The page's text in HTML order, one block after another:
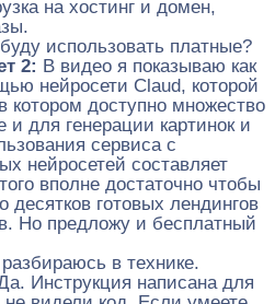
на хостинг и домен,
использовать платные?
2: В видео я показываю как
нейросети Claud, которой
котором доступно множество
и для генерации картинок и
сервиса с
нейросетей составляет
вполне достаточно чтобы
десятков готовых лендингов
Но предложу и бесплатный
в технике.
Инструкция написана для